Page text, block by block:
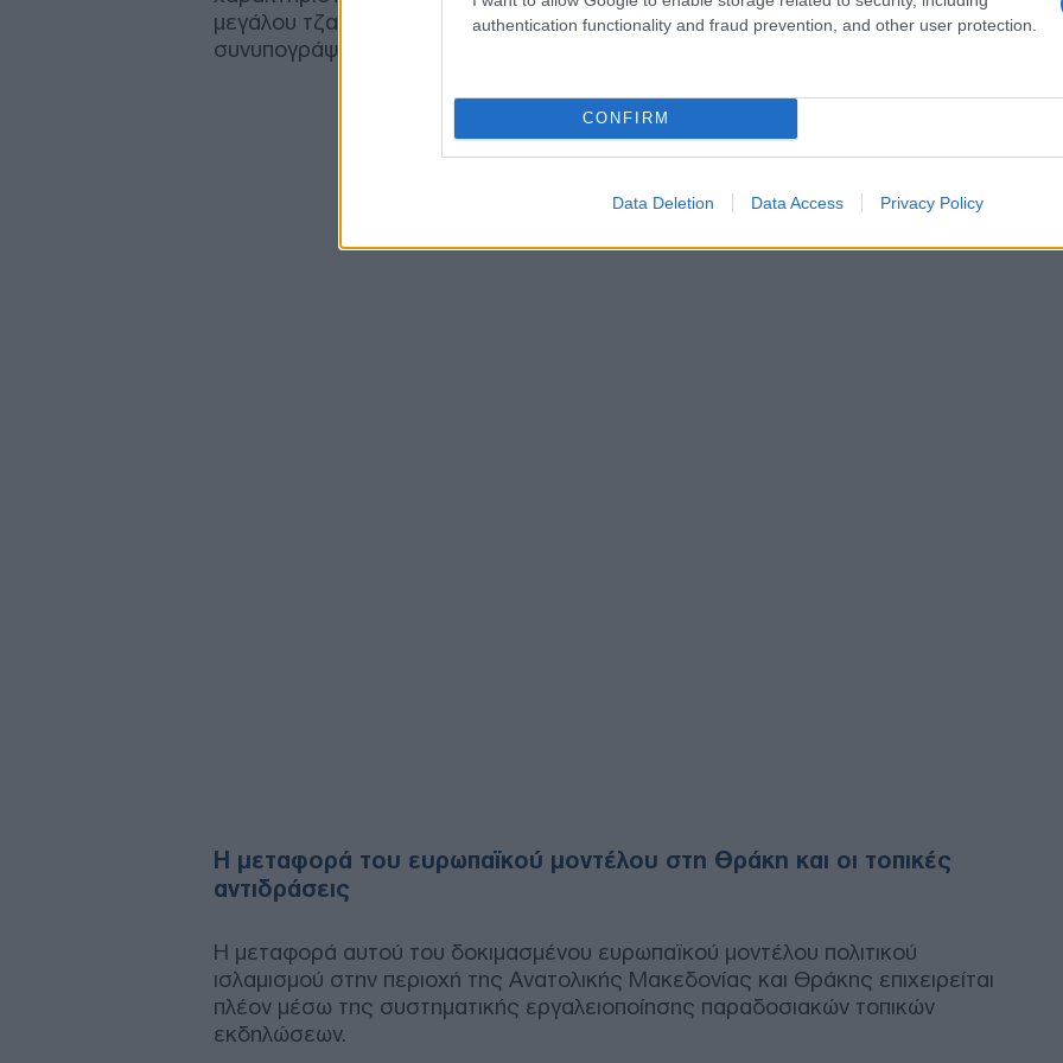
authentication functionality and fraud prevention, and other user protection.
CONFIRM
Data Deletion Data Access Privacy Policy
μεγάλου τζαμιού στο Στρασβούργο και την άρνηση της οργάνωσης να
συνυπογράψει τη γαλλική Χάρτα Αρχών για το Ισλάμ.
Η μεταφορά του ευρωπαϊκού μοντέλου στη Θράκη και οι τοπικές
αντιδράσεις
Η μεταφορά αυτού του δοκιμασμένου ευρωπαϊκού μοντέλου πολιτικού
ισλαμισμού στην περιοχή της Ανατολικής Μακεδονίας και Θράκης επιχειρείται
πλέον μέσω της συστηματικής εργαλειοποίησης παραδοσιακών τοπικών
εκδηλώσεων.